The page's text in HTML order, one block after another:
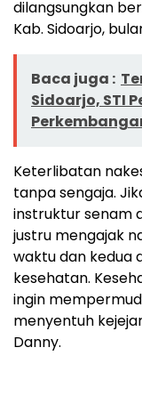
dilangsungkan
Kab. Sidoarjo,
Baca juga :
Sidoarjo, STI
Keterlibatan
tanpa sengaja.
instruktur senam
justru mengajak
waktu dan kedua
kesehatan.
ingin
menyentuh
Danny.